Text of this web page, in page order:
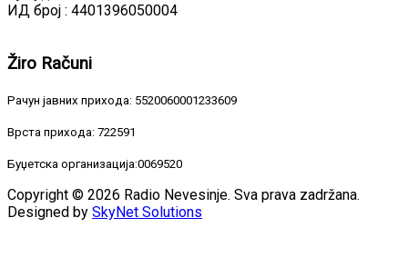
ИД број : 4401396050004
Žiro Računi
Рачун јавних прихода: 5520060001233609
Врста прихода: 722591
Буџетска организација:0069520
Copyright © 2026 Radio Nevesinje. Sva prava zadržana.
Designed by SkyNet Solutions